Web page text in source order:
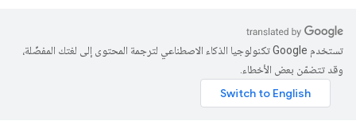
تستخدم Google تكنولوجيا الذكاء الاصطناعي لترجمة المحتوى إلى لغتك المفضّلة،
وقد تتضمّن بعض الأخطاء.